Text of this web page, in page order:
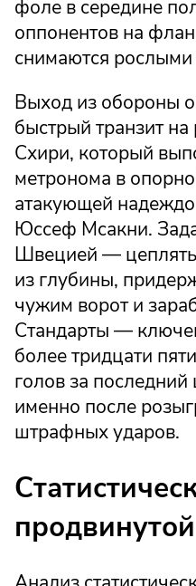
фоле в середине
оппонентов на
снимаются
Выход из обороны
быстрый транзит
Схири, который
метронома в
атакующей
Юссеф Мсакни.
Швецией —
из глубины,
чужим ворот и
Стандарты —
более тридцати
голов за
именно после
штрафных ударов.